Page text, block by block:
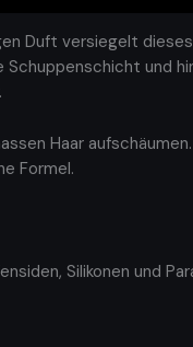
Duft versiegelt
Schuppenschicht und
Haar
Formel.
Silikonen und